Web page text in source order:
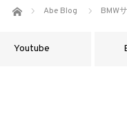
ホーム Abe Blog BMW
Youtube